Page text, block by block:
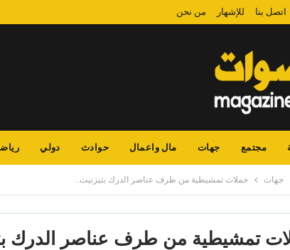
اتصل بنا للإشهار من نحن
مجتمع جهات مال واعمال حوادث دولي
جهات حملات تمشيطية من طرف عناصر الدرك بتيزنيت..
تمشيطية من طرف عناصر الدرك